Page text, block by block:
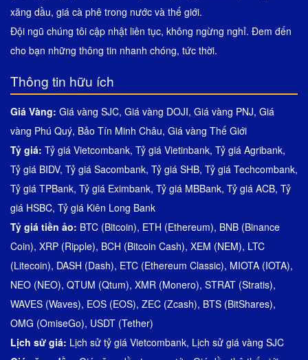
xăng dầu, giá cà phê trong nước và thế giới.
Đội ngũ chúng tôi cập nhật liên tục, không ngừng nghỉ. Đem đến
cho bạn những thông tin nhanh chóng, tức thời.
Thông tin hữu ích
Giá Vàng: Giá vàng SJC, Giá vàng DOJI, Giá vàng PNJ, Giá
vàng Phú Quý, Bảo Tín Minh Châu, Giá vàng Thế Giới
Tỷ giá: Tỷ giá Vietcombank, Tỷ giá Vietinbank, Tỷ giá Agribank,
Tỷ giá BIDV, Tỷ giá Sacombank, Tỷ giá SHB, Tỷ giá Techcombank,
Tỷ giá TPBank, Tỷ giá Eximbank, Tỷ giá MBBank, Tỷ giá ACB, Tỷ
giá HSBC, Tỷ giá Kiên Long Bank
Tỷ giá tiền ảo: BTC (Bitcoin), ETH (Ethereum), BNB (Binance
Coin), XRP (Ripple), BCH (Bitcoin Cash), XEM (NEM), LTC
(Litecoin), DASH (Dash), ETC (Ethereum Classic), MIOTA (IOTA),
NEO (NEO), QTUM (Qtum), XMR (Monero), STRAT (Stratis),
WAVES (Waves), EOS (EOS), ZEC (Zcash), BTS (BitShares),
OMG (OmiseGo), USDT (Tether)
Lịch sử giá: Lịch sử tỷ giá Vietcombank, Lịch sử giá vàng SJC